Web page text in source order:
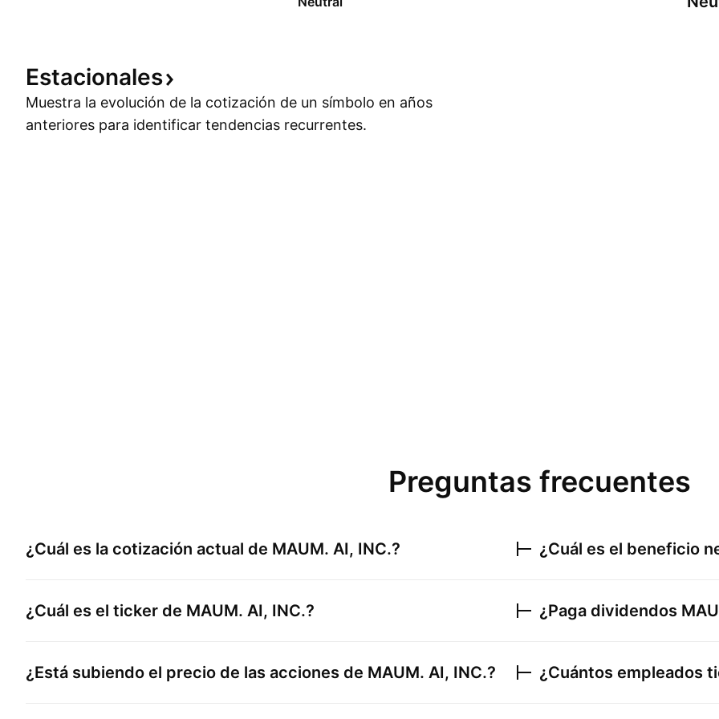
Estacionales
Muestra la evolución de la cotización de un símbolo en años
anteriores para identificar tendencias recurrentes.
Preguntas frecuentes
¿Cuál es la cotización actual de MAUM. AI, INC.?
¿Cuál es el ticker de MAUM. AI, INC.?
¿Está subiendo el precio de las acciones de MAUM. AI, INC.?
¿Cuál es el beneficio
¿Paga dividendos
¿Cuántos empleados